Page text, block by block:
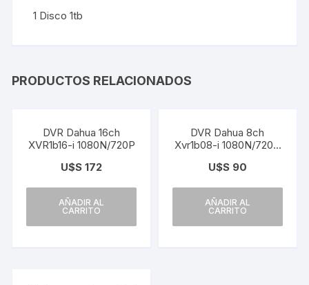
1 Disco 1tb
PRODUCTOS RELACIONADOS
DVR Dahua 16ch
XVR1b16-i 1080N/720P
U$S 172
AÑADIR AL
CARRITO
DVR Dahua 8ch
Xvr1b08-i 1080N/720P
U$S90
AÑADIR AL
CARRITO